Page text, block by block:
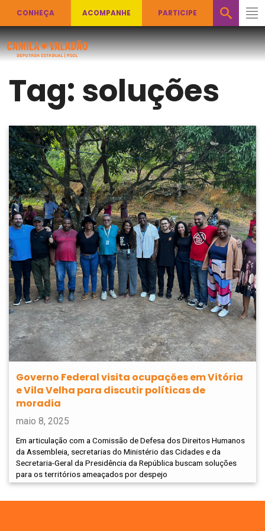
CONHEÇA ACOMPANHE PARTICIPE
Tag: soluções
Governo Federal visita ocupações em Vitória
e Vila Velha para discutir políticas de
moradia
maio 8, 2025
Em articulação com a Comissão de Defesa dos Direitos Humanos
da Assembleia, secretarias do Ministério das Cidades e da
Secretaria-Geral da Presidência da República buscam soluções
para os territórios ameaçados por despejo